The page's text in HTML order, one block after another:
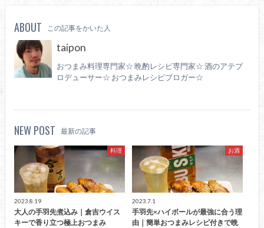
ABOUT この記事をかいた人
taipon
おつまみ料理専門家☆ 晩酌レシピ専門家☆ 酒のアテプ
ロデューサー☆ おつまみレシピブロガー☆
NEW POST 最新の記事
料理
2023.8.19
大人の手羽先煮込み｜倉吉ウイス
キーで香り立つ極上おつまみ
お酒
2023.7.1
手羽先×ハイボールが最強に合う理
由｜簡単おつまみレシピ付きで晩